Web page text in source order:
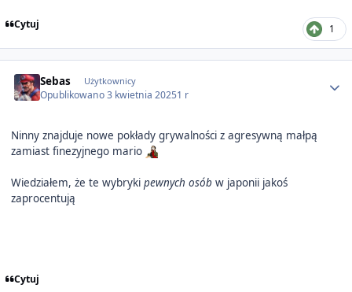
Cytuj 1
Sebas Użytkownicy
Opublikowano3 kwietnia 20251 r
Ninny znajduje nowe pokłady grywalności z agresywną małpą
zamiast finezyjnego mario
Wiedziałem, że te wybryki pewnych osób w japonii jakoś
zaprocentują
Cytuj